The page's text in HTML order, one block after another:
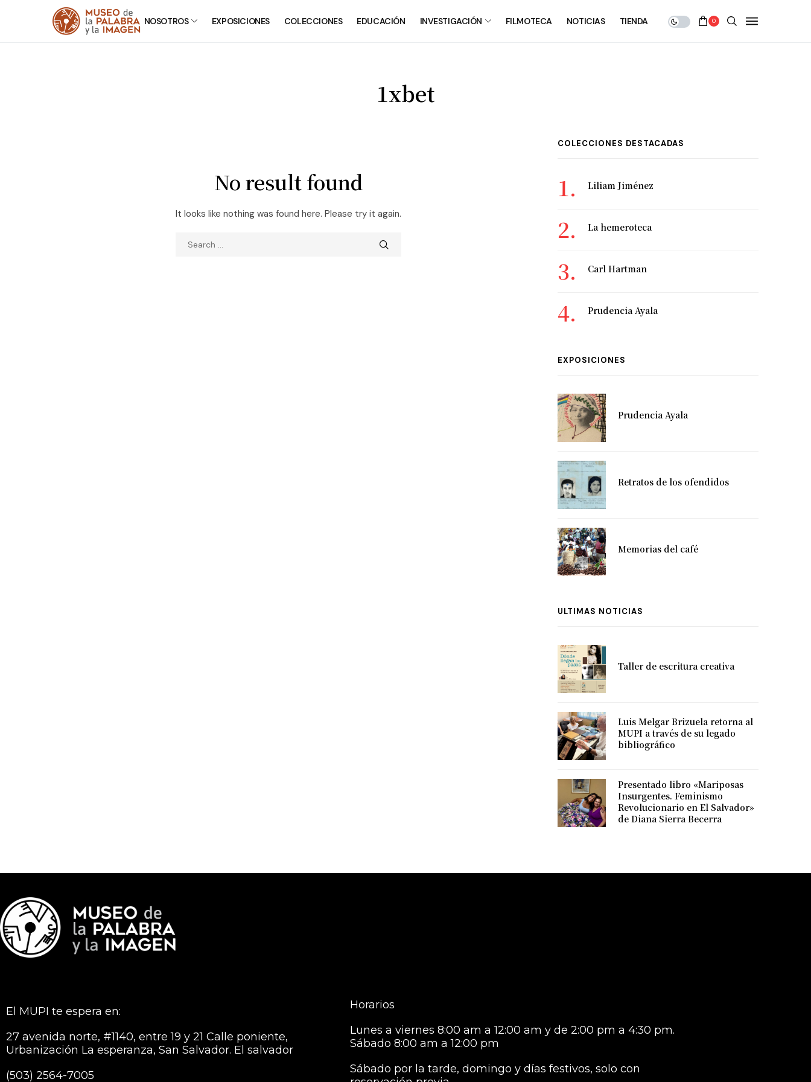
NOSOTROS EXPOSICIONES COLECCIONES EDUCACIÓN INVESTIGACIÓN FILMOTECA NOTICIAS TIENDA 0
1xbet
No result found
It looks like nothing was found here. Please try it again.
COLECCIONES DESTACADAS
Liliam Jiménez
La hemeroteca
Carl Hartman
Prudencia Ayala
EXPOSICIONES
Prudencia Ayala
Retratos de los ofendidos
Memorias del café
ULTIMAS NOTICIAS
Taller de escritura creativa
Luis Melgar Brizuela retorna al
MUPI a través de su legado
bibliográfico
Presentado libro «Mariposas
Insurgentes. Feminismo
Revolucionario en El Salvador»
de Diana Sierra Becerra
El MUPI te espera en:
27 avenida norte, #1140, entre 19 y 21 Calle poniente,
Urbanización La esperanza, San Salvador. El salvador
(503) 2564-7005
Horarios
Lunes a viernes 8:00 am a 12:00 am y de 2:00 pm a 4:30 pm.
Sábado 8:00 am a 12:00 pm
Sábado por la tarde, domingo y días festivos, solo con